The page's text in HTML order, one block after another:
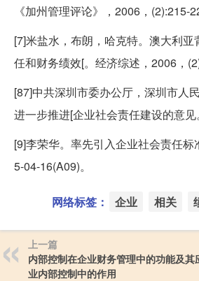
《加州管理评论》，2006，(2):215-
[7]米盐水，布朗，哈克特。澳大利
任和财务绩效[。经济综述，2006，
[87]中共深圳市委办公厅，深圳市人
进一步推进[企业社会责任建设的意见。
[9]李荣华。率先引入企业社会责任标
5-04-16(A09)。
网络标签： 企业 相关
上一篇
内部控制在企业财务管理中的功能及
业内部控制中的作用